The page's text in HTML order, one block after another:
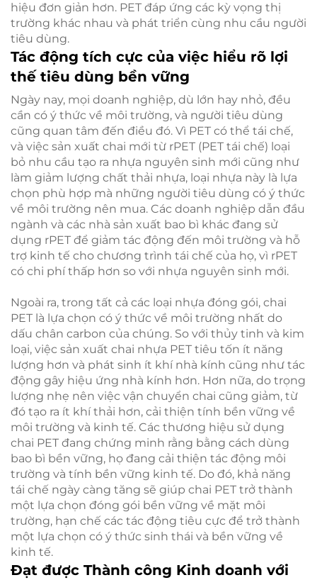
hiệu đơn giản hơn. PET đáp ứng các kỳ vọng thị
trường khác nhau và phát triển cùng nhu cầu người
tiêu dùng.
Tác động tích cực của việc hiểu rõ lợi
thế tiêu dùng bền vững
Ngày nay, mọi doanh nghiệp, dù lớn hay nhỏ, đều
cần có ý thức về môi trường, và người tiêu dùng
cũng quan tâm đến điều đó. Vì PET có thể tái chế,
và việc sản xuất chai mới từ rPET (PET tái chế) loại
bỏ nhu cầu tạo ra nhựa nguyên sinh mới cũng như
làm giảm lượng chất thải nhựa, loại nhựa này là lựa
chọn phù hợp mà những người tiêu dùng có ý thức
về môi trường nên mua. Các doanh nghiệp dẫn đầu
ngành và các nhà sản xuất bao bì khác đang sử
dụng rPET để giảm tác động đến môi trường và hỗ
trợ kinh tế cho chương trình tái chế của họ, vì rPET
có chi phí thấp hơn so với nhựa nguyên sinh mới.
Ngoài ra, trong tất cả các loại nhựa đóng gói, chai
PET là lựa chọn có ý thức về môi trường nhất do
dấu chân carbon của chúng. So với thủy tinh và kim
loại, việc sản xuất chai nhựa PET tiêu tốn ít năng
lượng hơn và phát sinh ít khí nhà kính cũng như tác
động gây hiệu ứng nhà kính hơn. Hơn nữa, do trọng
lượng nhẹ nên việc vận chuyển chai cũng giảm, từ
đó tạo ra ít khí thải hơn, cải thiện tính bền vững về
môi trường và kinh tế. Các thương hiệu sử dụng
chai PET đang chứng minh rằng bằng cách dùng
bao bì bền vững, họ đang cải thiện tác động môi
trường và tính bền vững kinh tế. Do đó, khả năng
tái chế ngày càng tăng sẽ giúp chai PET trở thành
một lựa chọn đóng gói bền vững về mặt môi
trường, hạn chế các tác động tiêu cực để trở thành
một lựa chọn có ý thức sinh thái và bền vững về
kinh tế.
Đạt được Thành công Kinh doanh với